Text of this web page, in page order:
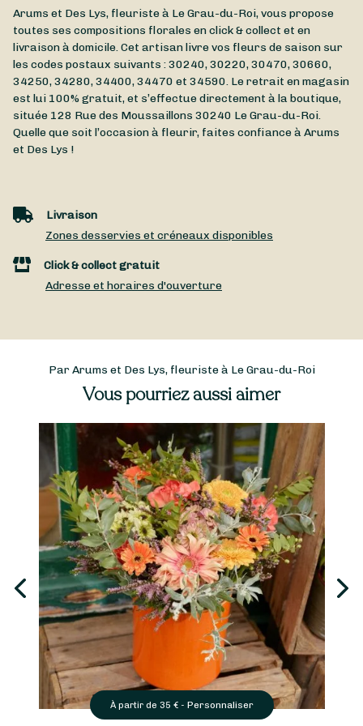
Arums et Des Lys, fleuriste à Le Grau-du-Roi, vous propose
toutes ses compositions florales en click & collect et en
livraison à domicile. Cet artisan livre vos fleurs de saison sur
les codes postaux suivants : 30240, 30220, 30470, 30660,
34250, 34280, 34400, 34470 et 34590. Le retrait en magasin
est lui 100% gratuit, et s’effectue directement à la boutique,
située 128 Rue des Moussaillons 30240 Le Grau-du-Roi.
Quelle que soit l’occasion à fleurir, faites confiance à Arums
et Des Lys !
Livraison
Zones desservies et créneaux disponibles
Click & collect gratuit
Adresse et horaires d'ouverture
Par Arums et Des Lys, fleuriste à Le Grau-du-Roi
Vous pourriez aussi aimer
À partir de 35 € - Personnaliser